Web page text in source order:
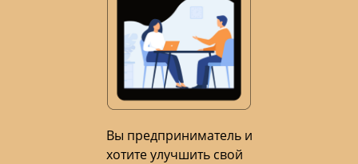
Вы предприниматель и
хотите улучшить свой